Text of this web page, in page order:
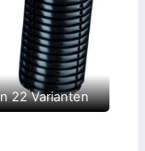
22 Varianten